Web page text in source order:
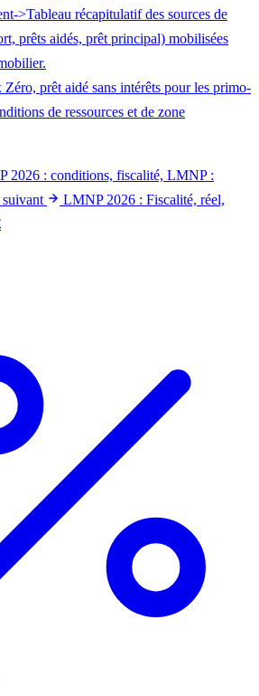
->Tableau récapitulatif des sources de
prêts aidés, prêt principal) mobilisées
Zéro, prêt aidé sans intérêts pour les primo-
de ressources et de zone
2026 : conditions, fiscalité, LMNP :
LMNP 2026 : Fiscalité, réel,